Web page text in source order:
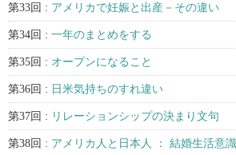
第33回 : アメリカで妊娠と出産－その違い
第34回 : 一年のまとめをする
第35回 : オープンになること
第36回 : 日米気持ちのすれ違い
第37回 : リレーションシップの決まり文句
第38回 : アメリカ人と日本人 ： 結婚生活意